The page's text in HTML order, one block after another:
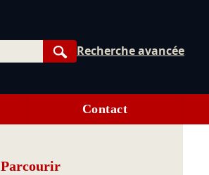
Rechercher
Recherche avancée
Contact
Parcourir